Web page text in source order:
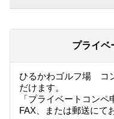
プライベ
ひるかわゴルフ場 コ
だけます。
「プライベートコン
FAX、または郵送にて